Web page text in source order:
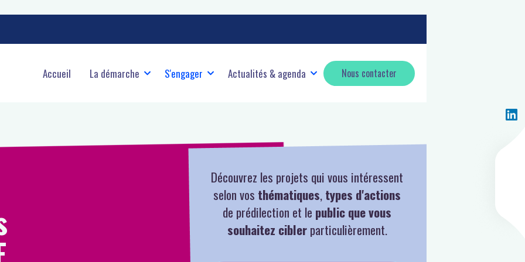
Accueil La démarche S'engager Actualités & agenda Nous contacter
Découvrez les projets qui vous intéressent
selon vos thématiques,types d'actions
de prédilection et le public que vous
souhaitez ciblerparticulièrement.